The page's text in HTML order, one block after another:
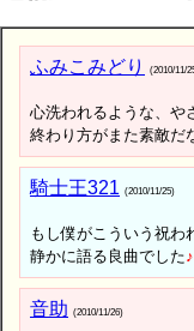
ふみこみどり (2010/11/
心洗われるような、や
終わり方がまた素敵だ
騎士王321 (2010/11/25)
もし僕がこういう祝わ
静かに語る良曲でした♪
音助 (2010/11/26)